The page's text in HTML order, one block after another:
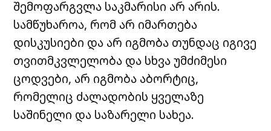
შემოფარგვლა საკმარისი არ არის.
სამწუხაროა, რომ არ იმართება
დისკუსიები და არ იგმობა თუნდაც იგივე
თვითმკვლელობა და სხვა უმძიმესი
ცოდვები, არ იგმობა აბორტიც,
რომელიც ძალადობის ყველაზე
საშინელი და საზარელი სახეა.